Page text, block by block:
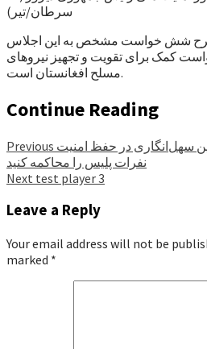
سرطان/تیر)
طرح شش خواست مشخص به این اجلاس
کمک برای تقویت و تجهیز نیروهای
مسلح افغانستان است.
Continue Reading
Previous
نفرات پلیس را محاکمه کنید
Next test player 3
Leave a Reply
Your email address will not be
marked *